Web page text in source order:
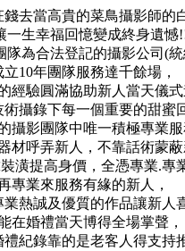
錢去當高貴的菜鳥攝影師的
一生幸福回憶變成終身遺憾
隊為合法登記的攝影公司(統
立10年團隊服務達千餘場，
經驗圓滿協助新人當天儀
術攝錄下每一個重要的甜蜜
攝影團隊中唯一積極專業
材呼弄新人，不靠話術蒙
潢提高身價，全憑專業.專
專業來服務有緣的新人，
業熱誠及優質的作品讓新人
在婚禮當天博得全場掌聲，
禮紀錄靠的是老客人得支持